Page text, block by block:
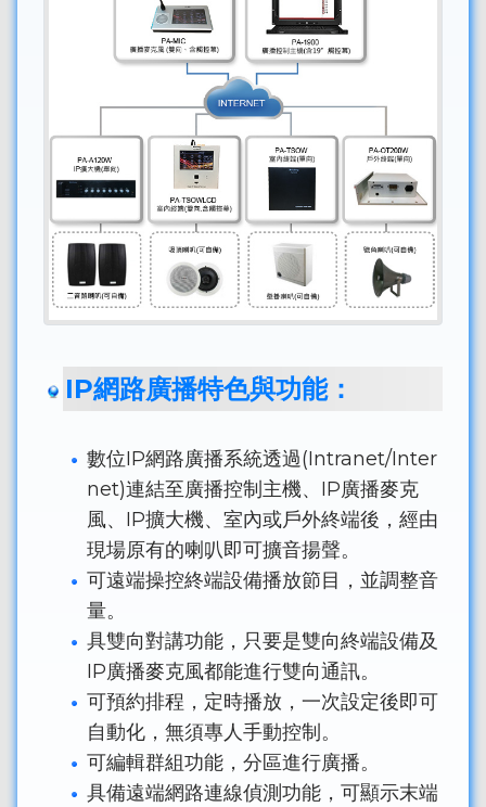
IP網路廣播特色與功能：
數位IP網路廣播系統透過(Intranet/Inter
net)連結至廣播控制主機、IP廣播麥克
風、IP擴大機、室內或戶外終端後，經由
現場原有的喇叭即可擴音揚聲。
可遠端操控終端設備播放節目，並調整音
量。
具雙向對講功能，只要是雙向終端設備及
IP廣播麥克風都能進行雙向通訊。
可預約排程，定時播放，一次設定後即可
自動化，無須專人手動控制。
可編輯群組功能，分區進行廣播。
具備遠端網路連線偵測功能，可顯示末端